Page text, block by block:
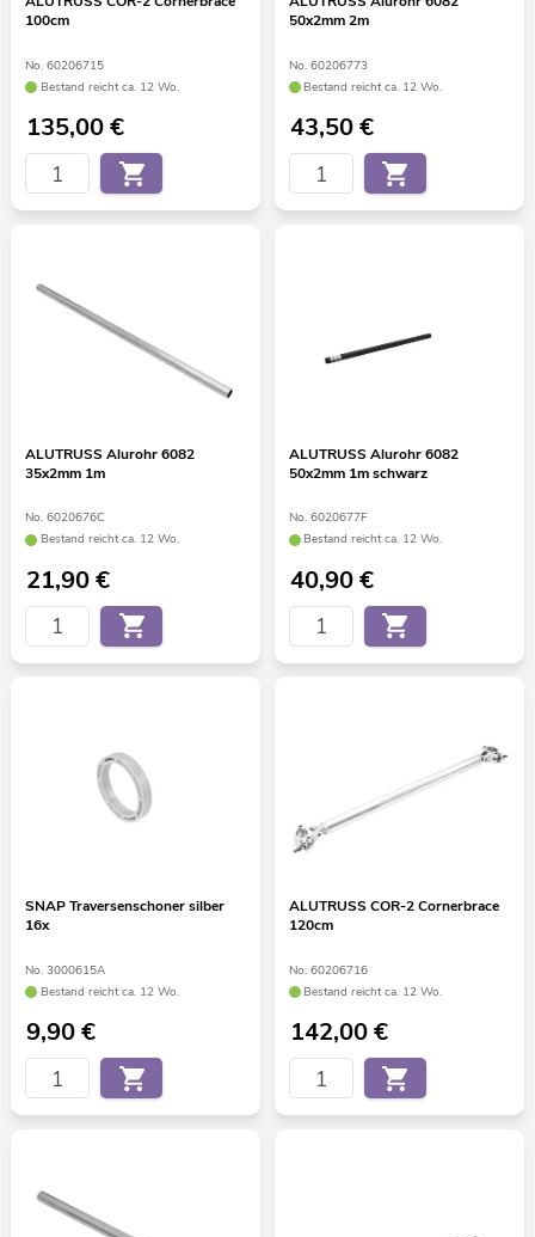
100cm
No. 60206715
Bestand reicht ca. 12 Wo.
135,00€
50x2mm 2m
No. 60206773
Bestand reicht ca. 12 Wo.
43,50€
ALUTRUSS Alurohr 6082
35x2mm 1m
No. 6020676C
Bestand reicht ca. 12 Wo.
21,90€
ALUTRUSS Alurohr 6082
50x2mm 1m schwarz
No. 6020677F
Bestand reicht ca. 12 Wo.
40,90€
SNAP Traversenschoner silber
16x
No. 3000615A
Bestand reicht ca. 12 Wo.
9,90€
ALUTRUSS COR-2 Cornerbrace
120cm
No. 60206716
Bestand reicht ca. 12 Wo.
142,00€